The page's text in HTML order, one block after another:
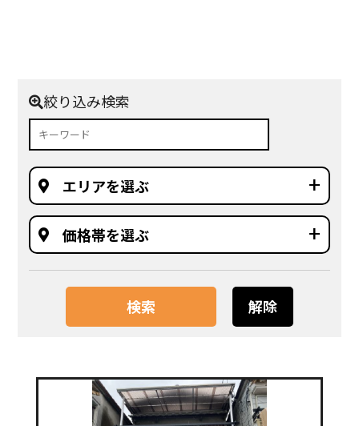
絞り込み検索
エリアを選ぶ
価格帯を選ぶ